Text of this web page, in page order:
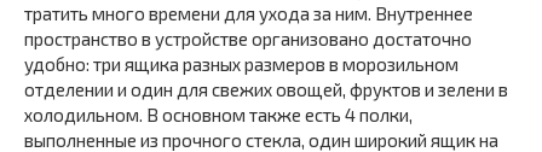
тратить много времени для ухода за ним. Внутреннее
пространство в устройстве организовано достаточно
удобно: три ящика разных размеров в морозильном
отделении и один для свежих овощей, фруктов и зелени в
холодильном. В основном также есть 4 полки,
выполненные из прочного стекла, один широкий ящик на